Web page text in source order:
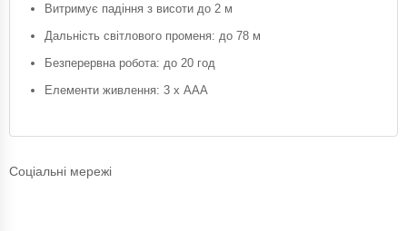
Витримує падіння з висоти до 2 м
Дальність світлового променя: до 78 м
Безперервна робота: до 20 год
Елементи живлення: 3 х AAA
Соціальні мережі